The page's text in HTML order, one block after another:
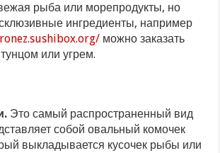
рыба или морепродукты, но
ингредиенты, например
можно заказать
или угрем.
Это самый распространенный вид
собой овальный комочек
выкладывается кусочек рыбы или